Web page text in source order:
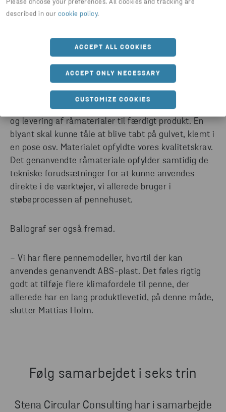
Please choose your preferences. All cookies and tracking are
described in our cookie policy.
ACCEPT ALL COOKIES
ACCEPT ONLY NECESSARY
CUSTOMIZE COOKIES
FÆRDIGT PRODUKT PÅ FÅ UGER
Produktionschef Mats Eriksson beskriver en
problemfri overgang til genanvendt materiale.
− Det tog blot et par uger fra materialespecifikation
og levering af råmaterialer til færdigt produkt. En
blyant skal kunne tåle at blive tabt på gulvet, klemt i
en pose osv. Materialet opfyldte vores kvalitetskrav.
Det genanvendte råmateriale opfylder samtidig de
tekniske forudsætninger for at kunne anvendes
direkte i de værktøjer, vi allerede bruger i
støbeprocessen af pennehuset.
Ballograf ser også fremad.
− Vi har flere pennemodeller, hvortil der kan
anvendes genanvendt ABS-plast. Det føles rigtig
godt at tilføje flere klimafordele til penne, der
allerede har en lang produktlevetid, på denne måde,
slutter Mattias Holm.
Følg samarbejdet i seks trin
Stena Circular Consulting har i samarbejde